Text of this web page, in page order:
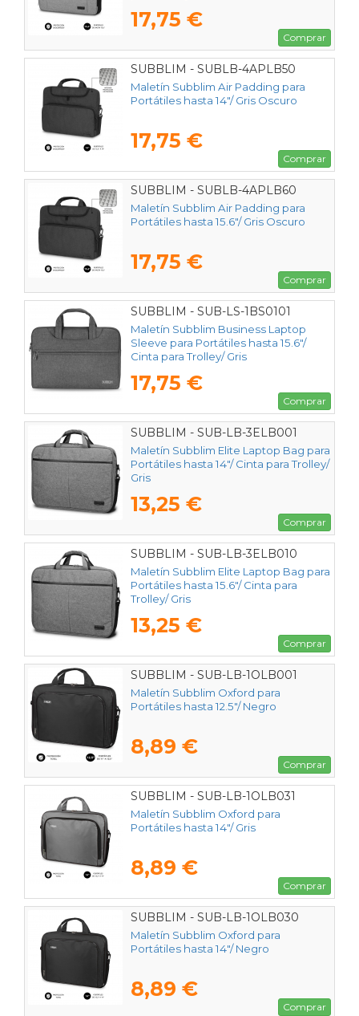
17,75 €
Comprar
SUBBLIM - SUBLB-4APLB50
Maletín Subblim Air Padding para
Portátiles hasta 14"/ Gris Oscuro
17,75 €
Comprar
SUBBLIM - SUBLB-4APLB60
Maletín Subblim Air Padding para
Portátiles hasta 15.6"/ Gris Oscuro
17,75 €
Comprar
SUBBLIM - SUB-LS-1BS0101
Maletín Subblim Business Laptop
Sleeve para Portátiles hasta 15.6"/
Cinta para Trolley/ Gris
17,75 €
Comprar
SUBBLIM - SUB-LB-3ELB001
Maletín Subblim Elite Laptop Bag para
Portátiles hasta 14"/ Cinta para Trolley/
Gris
13,25 €
Comprar
SUBBLIM - SUB-LB-3ELB010
Maletín Subblim Elite Laptop Bag para
Portátiles hasta 15.6"/ Cinta para
Trolley/ Gris
13,25 €
Comprar
SUBBLIM - SUB-LB-1OLB001
Maletín Subblim Oxford para
Portátiles hasta 12.5"/ Negro
8,89 €
Comprar
SUBBLIM - SUB-LB-1OLB031
Maletín Subblim Oxford para
Portátiles hasta 14"/ Gris
8,89 €
Comprar
SUBBLIM - SUB-LB-1OLB030
Maletín Subblim Oxford para
Portátiles hasta 14"/ Negro
8,89 €
Comprar